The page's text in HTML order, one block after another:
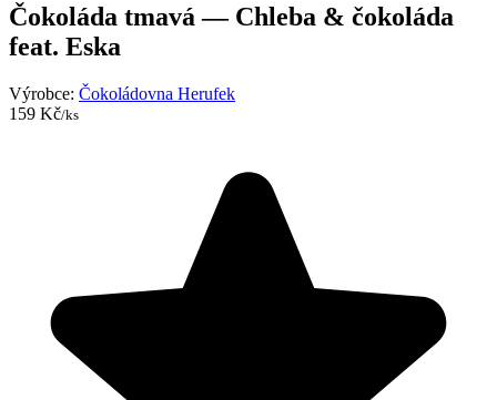
Čokoláda tmavá — Chleba & čokoláda
feat. Eska
Výrobce: Čokoládovna Herufek
159 Kč/ks